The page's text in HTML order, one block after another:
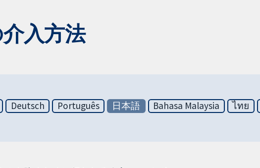
入方法
Deutsch Português 日本語 Bahasa Malaysia ไทย